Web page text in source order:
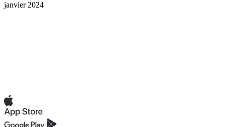
janvier 2024